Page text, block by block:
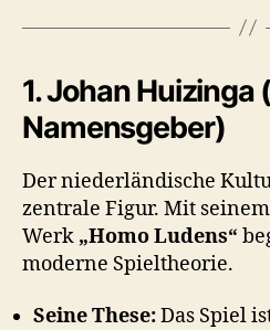
1. Johan Huizinga
Namensgeber)
Der niederländische
zentrale Figur. Mit
Werk „Homo Ludens“
moderne Spieltheorie.
Seine These:Das Spiel